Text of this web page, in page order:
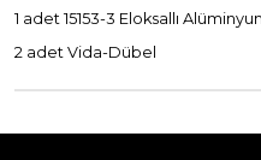
1 adet 15153-3 Eloksallı
2 adet Vida-Dübel